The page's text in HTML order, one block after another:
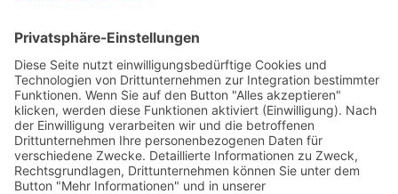
Tatort Bodensee: Der Fall Winterbergs
10. März 2021
sofort lieferbar
311 Seiten, 12 x 20 cm
14,– €